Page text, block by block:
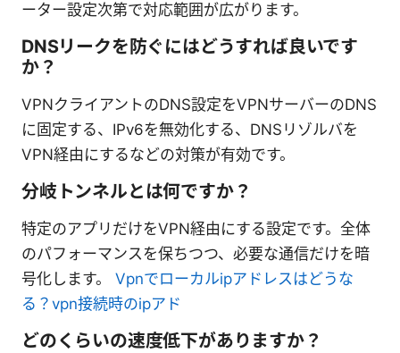
ーター設定次第で対応範囲が広がります。
DNSリークを防ぐにはどうすれば良いです
か？
VPNクライアントのDNS設定をVPNサーバーのDNS
に固定する、IPv6を無効化する、DNSリゾルバを
VPN経由にするなどの対策が有効です。
分岐トンネルとは何ですか？
特定のアプリだけをVPN経由にする設定です。全体
のパフォーマンスを保ちつつ、必要な通信だけを暗
号化します。 Vpnでローカルipアドレスはどうな
る？vpn接続時のipアド
どのくらいの速度低下がありますか？